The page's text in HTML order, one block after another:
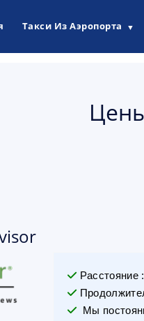
Такси Из Аэропорта ▼
Расстояние:
Мы